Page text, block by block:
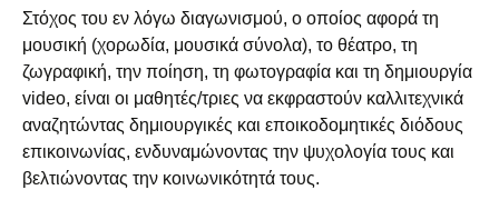
Στόχος του εν λόγω διαγωνισμού, ο οποίος αφορά τη
μουσική (χορωδία, μουσικά σύνολα), το θέατρο, τη
ζωγραφική, την ποίηση, τη φωτογραφία και τη δημιουργία
video, είναι οι μαθητές/τριες να εκφραστούν καλλιτεχνικά
αναζητώντας δημιουργικές και εποικοδομητικές διόδους
επικοινωνίας, ενδυναμώνοντας την ψυχολογία τους και
βελτιώνοντας την κοινωνικότητά τους.